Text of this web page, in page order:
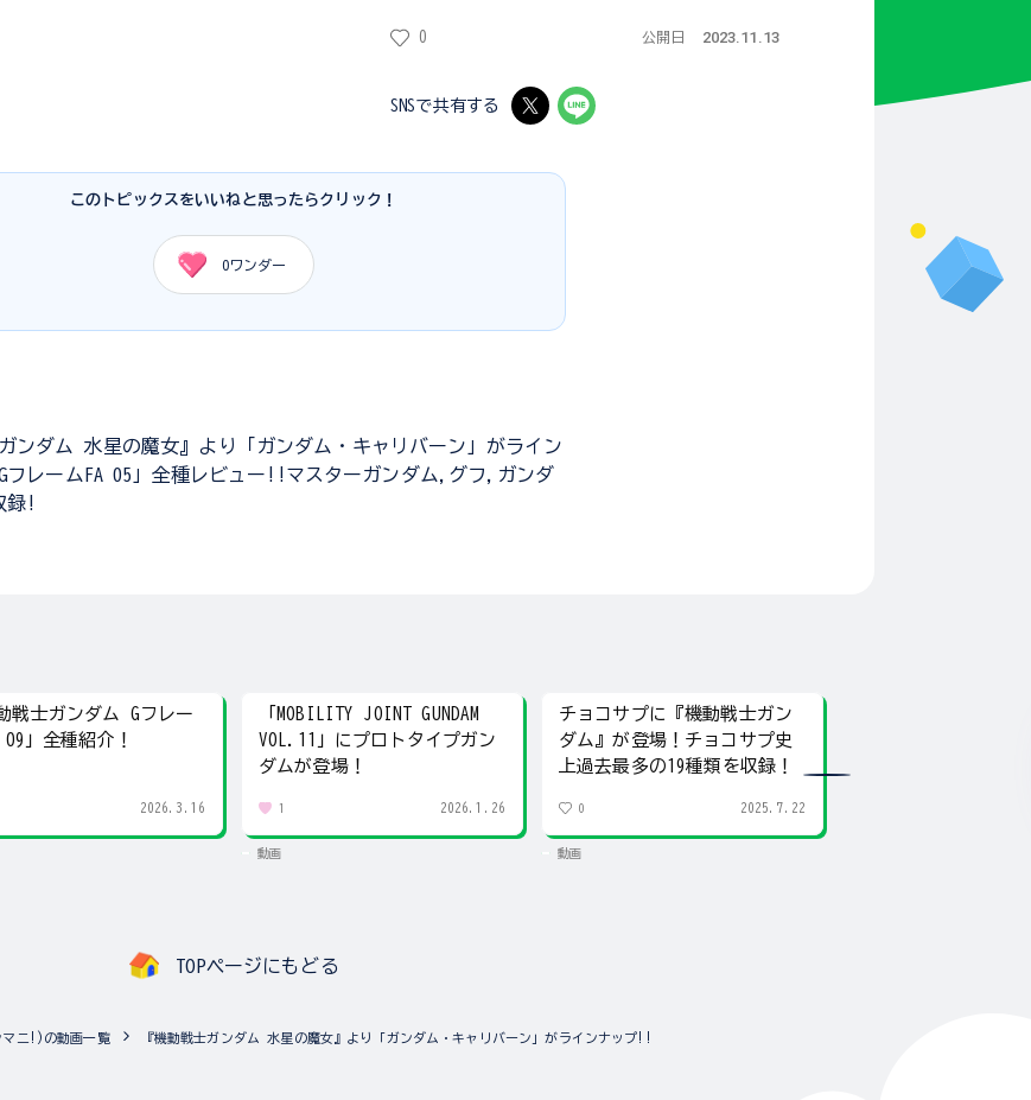
0 公開日 2023.11.13
SNSで共有する
このトピックスをいいねと思ったらクリック！
0ワンダー
ガンダム 水星の魔女』より「ガンダム・キャリバーン」がライン
フレームFA 05」全種レビュー!!マスターガンダム,グフ,ガンダ
録!
戦士ガンダム Gフレー
09」全種紹介！
2026.3.16
「MOBILITY JOINT GUNDAM
VOL.11」にプロトタイプガン
ダムが登場！
1 2026.1.26
動画
チョコサプに『機動戦士ガン
ダム』が登場！チョコサプ史
上過去最多の19種類を収録！
0 2025.7.22
動画
TOPページにもどる
マニ!)の動画一覧 『機動戦士ガンダム 水星の魔女』より「ガンダム・キャリバーン」がラインナップ!!